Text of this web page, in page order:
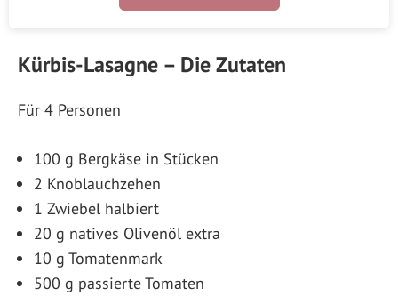
Kürbis-Lasagne – Die Zutaten
Für 4 Personen
100 g Bergkäse in Stücken
2 Knoblauchzehen
1 Zwiebel halbiert
20 g natives Olivenöl extra
10 g Tomatenmark
500 g passierte Tomaten